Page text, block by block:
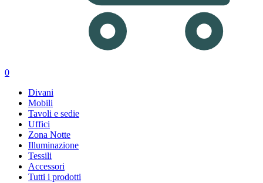
0
Divani
Mobili
Tavoli e sedie
Uffici
Zona Notte
Illuminazione
Tessili
Accessori
Tutti i prodotti